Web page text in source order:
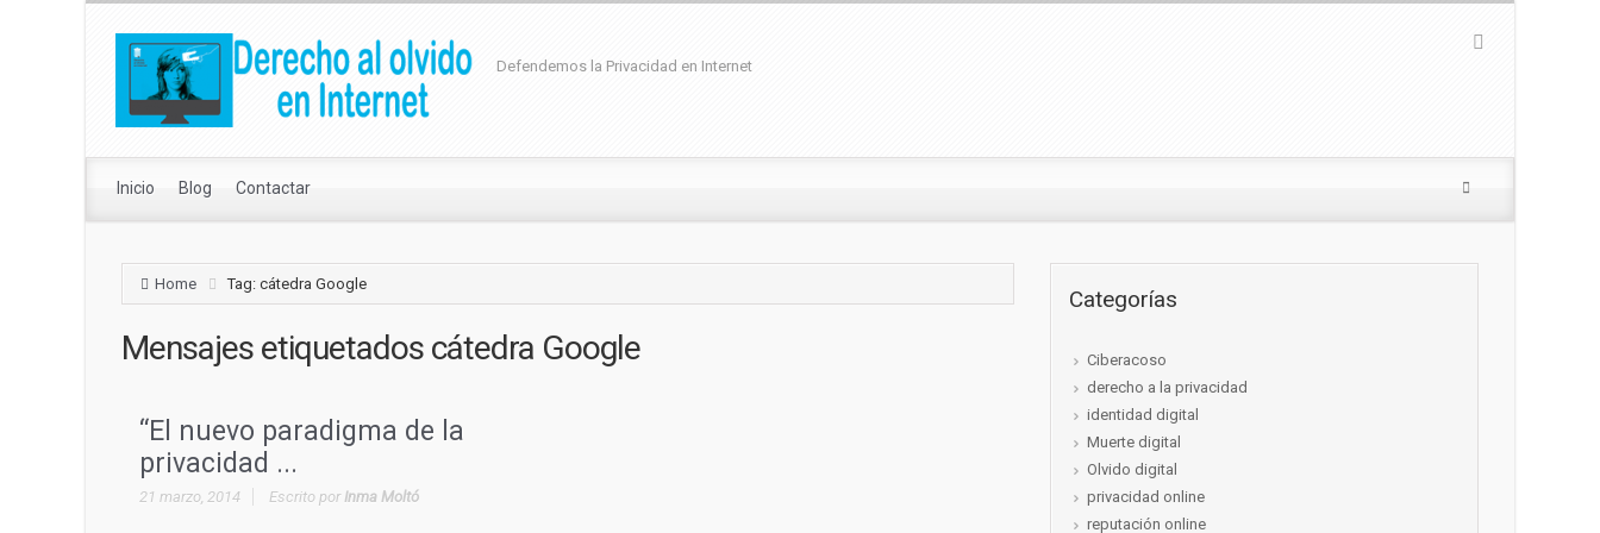
Defendemos la Privacidad en Internet
Inicio Blog Contactar
Home Tag: cátedra Google
Mensajes etiquetados cátedra Google
“El nuevo paradigma de la
privacidad ...
21 marzo, 2014 Escrito por Inma Moltó
Categorías
Ciberacoso
derecho a la privacidad
identidad digital
Muerte digital
Olvido digital
privacidad online
reputación online